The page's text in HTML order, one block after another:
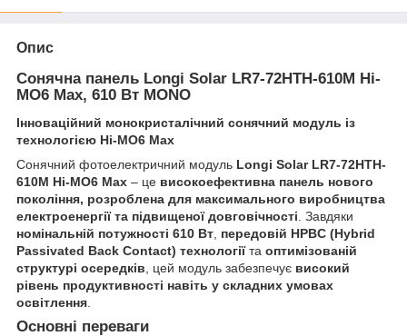
Опис
Сонячна панель Longi Solar LR7-72HTH-610M Hi-
MO6 Max, 610 Вт MONO
Інноваційний монокристалічний сонячний модуль із
технологією Hi-MO6 Max
Сонячний фотоелектричний модуль Longi Solar LR7-72HTH-
610M Hi-MO6 Max – це високоефективна панель нового
покоління, розроблена для максимального виробництва
електроенергії та підвищеної довговічності . Завдяки
номінальній потужності 610 Вт передовій HPBC (Hybrid
Passivated Back Contact) технологіїта оптимізованій
структурі осередків , цей модуль забезпечує високий
рівень продуктивності навіть у складних умовах
освітлення
Основні переваги